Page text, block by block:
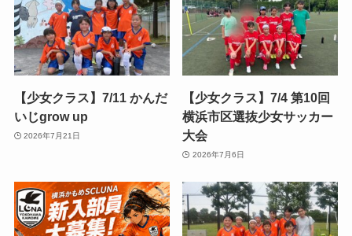
【少女クラス】7/11 かんだ
いじgrow up
2026年7月21日
【少女クラス】7/4 第10回
横浜市区選抜少女サッカー
大会
2026年7月6日